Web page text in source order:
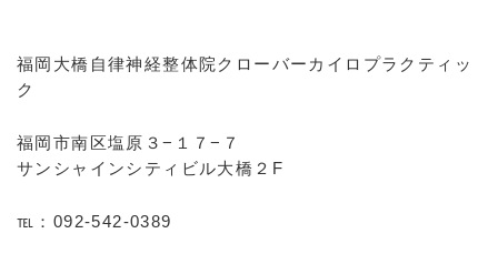
福岡大橋自律神経整体院クローバーカイロプラクティッ
ク
福岡市南区塩原３−１７−７
サンシャインシティビル大橋２F
℡：092-542-0389